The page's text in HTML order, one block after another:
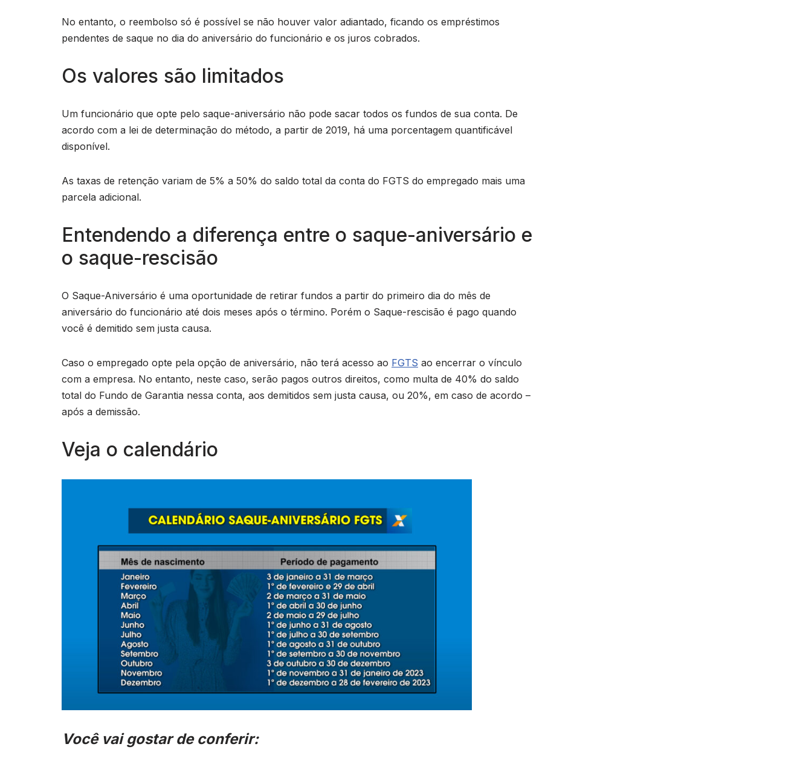
No entanto, o reembolso só é possível se não houver valor adiantado, ficando os empréstimos
pendentes de saque no dia do aniversário do funcionário e os juros cobrados.
Os valores são limitados
Um funcionário que opte pelo saque-aniversário não pode sacar todos os fundos de sua conta. De
acordo com a lei de determinação do método, a partir de 2019, há uma porcentagem quantificável
disponível.
As taxas de retenção variam de 5% a 50% do saldo total da conta do FGTS do empregado mais uma
parcela adicional.
Entendendo a diferença entre o saque-aniversário e
o saque-rescisão
O Saque-Aniversário é uma oportunidade de retirar fundos a partir do primeiro dia do mês de
aniversário do funcionário até dois meses após o término. Porém o Saque-rescisão é pago quando
você é demitido sem justa causa.
Caso o empregado opte pela opção de aniversário, não terá acesso ao FGTS ao encerrar o vínculo
com a empresa. No entanto, neste caso, serão pagos outros direitos, como multa de 40% do saldo
total do Fundo de Garantia nessa conta, aos demitidos sem justa causa, ou 20%, em caso de acordo –
após a demissão.
Veja o calendário
Você vai gostar de conferir: